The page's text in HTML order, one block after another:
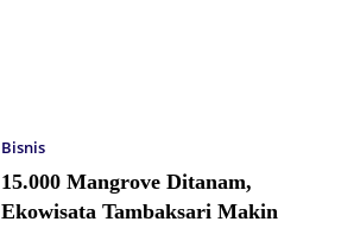
Bisnis
15.000 Mangrove Ditanam,
Ekowisata Tambaksari Makin